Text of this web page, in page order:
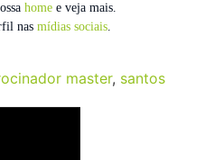
home e veja mais.
nas mídias sociais.
master, santos